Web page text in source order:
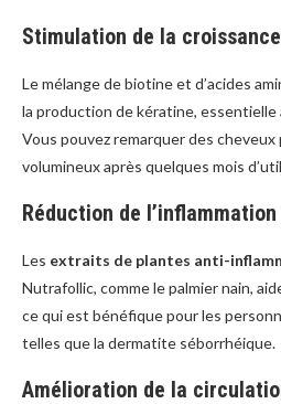
Stimulation de la
Le mélange de biotine et d’acides
la production de kératine, essentielle
Vous pouvez remarquer des cheveux
volumineux après quelques mois
Réduction de
Les extraits de plantes anti-
Nutrafollic, comme le palmier nain,
ce qui est bénéfique pour les
telles que la dermatite séborrhéique.
Amélioration de la